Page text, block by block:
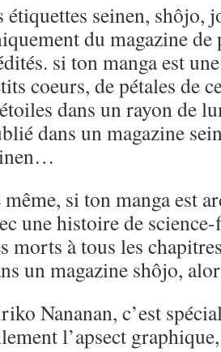
étiquettes seinen, shôjo,
du magazine
si ton manga est
coeurs, de pétales de
dans un rayon de
dans un magazine
même, si ton manga est
une histoire de
morts à tous les
un magazine shôjo,
Nananan, c’est
l’apsect